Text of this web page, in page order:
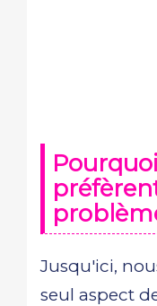
Jusqu'ici,
seul aspect